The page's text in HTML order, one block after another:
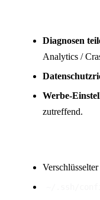
Diagnosen
Analytics /
Werbe-
zutreffend.